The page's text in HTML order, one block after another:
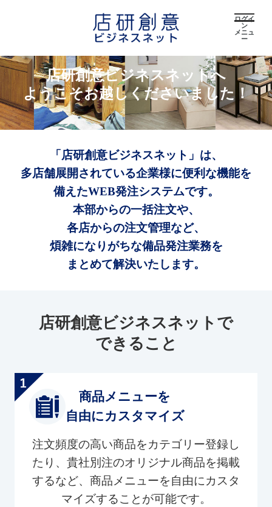
ログイ
ン
メニュ
ー
店研創意ビジネスネットへ
ようこそお越しくださいました！
「店研創意ビジネスネット」は、
多店舗展開されている企業様に便利な機能を
備えたWEB発注システムです。
本部からの一括注文や、
各店からの注文管理など、
煩雑になりがちな備品発注業務を
まとめて解決いたします。
店研創意ビジネスネットで
できること
商品メニューを
自由にカスタマイズ
注文頻度の高い商品をカテゴリー登録し
たり、貴社別注のオリジナル商品を掲載
するなど、商品メニューを自由にカスタ
マイズすることが可能です。